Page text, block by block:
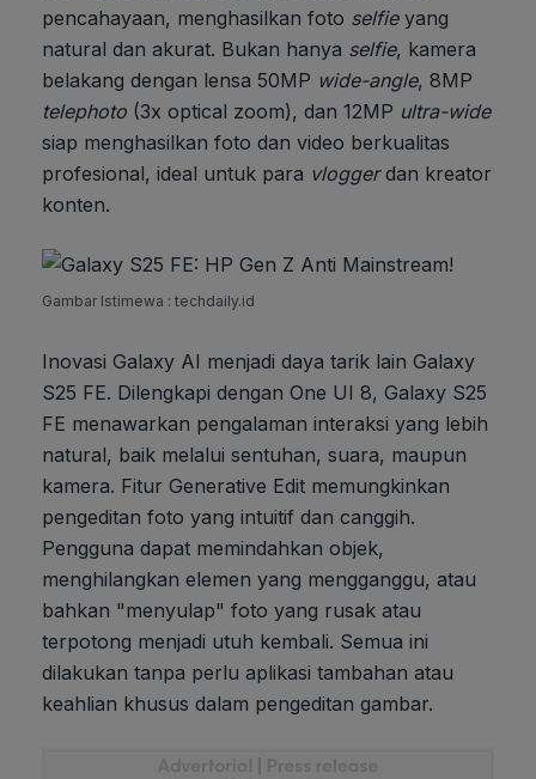
pencahayaan, menghasilkan foto selfieyang
natural dan akurat. Bukan hanya selfie, kamera
belakang dengan lensa 50MP wide-angle, 8MP
telephoto (3x optical zoom), dan 12MP ultra-wide
siap menghasilkan foto dan video berkualitas
profesional, ideal untuk para vloggerdan kreator
konten.
Gambar Istimewa : techdaily.id
Inovasi Galaxy AI menjadi daya tarik lain Galaxy
S25 FE. Dilengkapi dengan One UI 8, Galaxy S25
FE menawarkan pengalaman interaksi yang lebih
natural, baik melalui sentuhan, suara, maupun
kamera. Fitur Generative Edit memungkinkan
pengeditan foto yang intuitif dan canggih.
Pengguna dapat memindahkan objek,
menghilangkan elemen yang mengganggu, atau
bahkan "menyulap" foto yang rusak atau
terpotong menjadi utuh kembali. Semua ini
dilakukan tanpa perlu aplikasi tambahan atau
keahlian khusus dalam pengeditan gambar.